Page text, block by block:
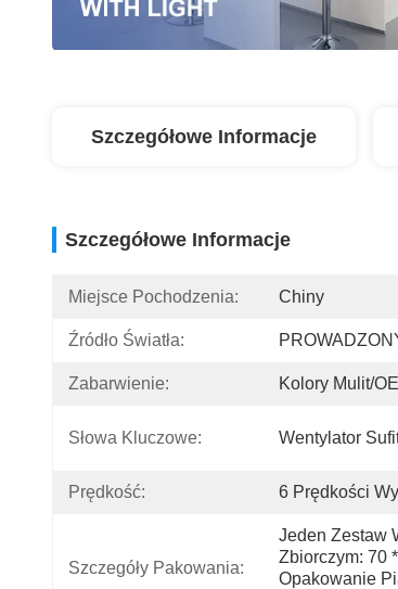
Szczegółowe Informacje
Szczegółowe Informacje
Miejsce Pochodzenia: Chiny
Źródło Światła:
Zabarwienie: Kolory Mulit/
Słowa Kluczowe: Wentylator
Prędkość: 6 Prędkości
Szczegóły Pakowania:
Jeden Zestaw
Zbiorczym: 70
Opakowanie